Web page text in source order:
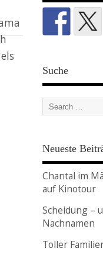
Suche
Neueste
Chantal im
auf Kinotour
Scheidung –
Nachnamen
Toller